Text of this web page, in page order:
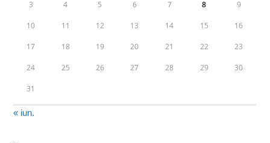
3 4 5 6 7 8 9
10 11 12 13 14 15 16
17 18 19 20 21 22 23
24 25 26 27 28 29 30
31
« iun.